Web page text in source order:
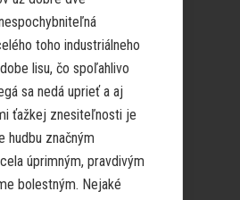
toho industriálneho
lisu, čo spoľahlivo
sa nedá uprieť a aj
ťažkej znesiteľnosti je
hudbu značným
úprimným, pravdivým
bolestným. Nejaké